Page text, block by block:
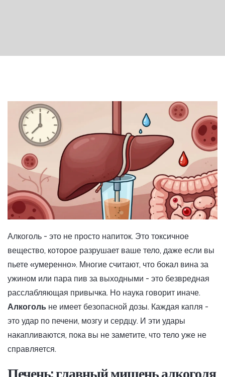
Алкоголь - это не просто напиток. Это токсичное
вещество, которое разрушает ваше тело, даже если вы
пьете «умеренно». Многие считают, что бокал вина за
ужином или пара пив за выходными - это безвредная
расслабляющая привычка. Но наука говорит иначе.
Алкоголь не имеет безопасной дозы. Каждая капля -
это удар по печени, мозгу и сердцу. И эти удары
накапливаются, пока вы не заметите, что тело уже не
справляется.
Печень: главный мишень алкоголя